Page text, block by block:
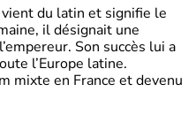
du latin et signifie le
il désignait une
Son succès lui a
l’Europe latine.
mixte en France et devenu